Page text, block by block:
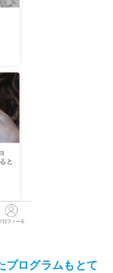
プログラムもとて